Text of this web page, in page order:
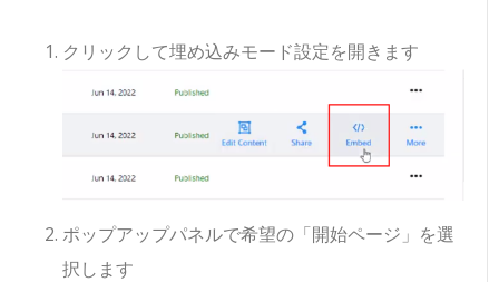
クリックして埋め込みモード設定を開きます
ポップアップパネルで希望の「開始ページ」を選
択します